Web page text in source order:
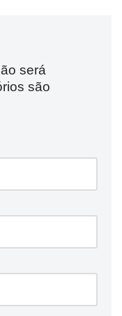
será
são